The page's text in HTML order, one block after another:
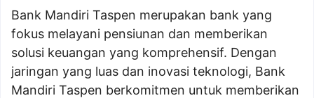
Bank Mandiri Taspen merupakan bank yang
fokus melayani pensiunan dan memberikan
solusi keuangan yang komprehensif. Dengan
jaringan yang luas dan inovasi teknologi, Bank
Mandiri Taspen berkomitmen untuk memberikan